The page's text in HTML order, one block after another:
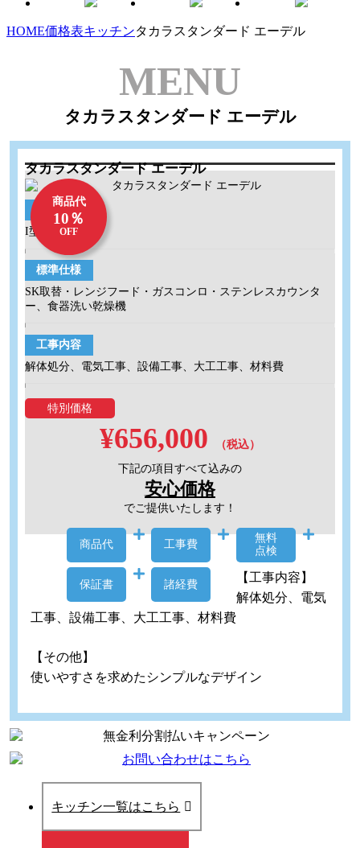
HOME価格表キッチンタカラスタンダード エーデル
MENU
タカラスタンダード エーデル
タカラスタンダード エーデル
商品代
10％
OFF
サイズ
I型 255cm
標準仕様
SK取替・レンジフード・ガスコンロ・ステンレスカウンタ
ー、食器洗い乾燥機
工事内容
解体処分、電気工事、設備工事、大工工事、材料費
特別価格
¥656,000
（税込）
下記の項目すべて込みの
安心価格
でご提供いたします！
商品代 工事費
無料
点検
保証書 諸経費
【工事内容】
解体処分、電気
工事、設備工事、大工工事、材料費
【その他】
使いやすさを求めたシンプルなデザイン
キッチン一覧はこちら